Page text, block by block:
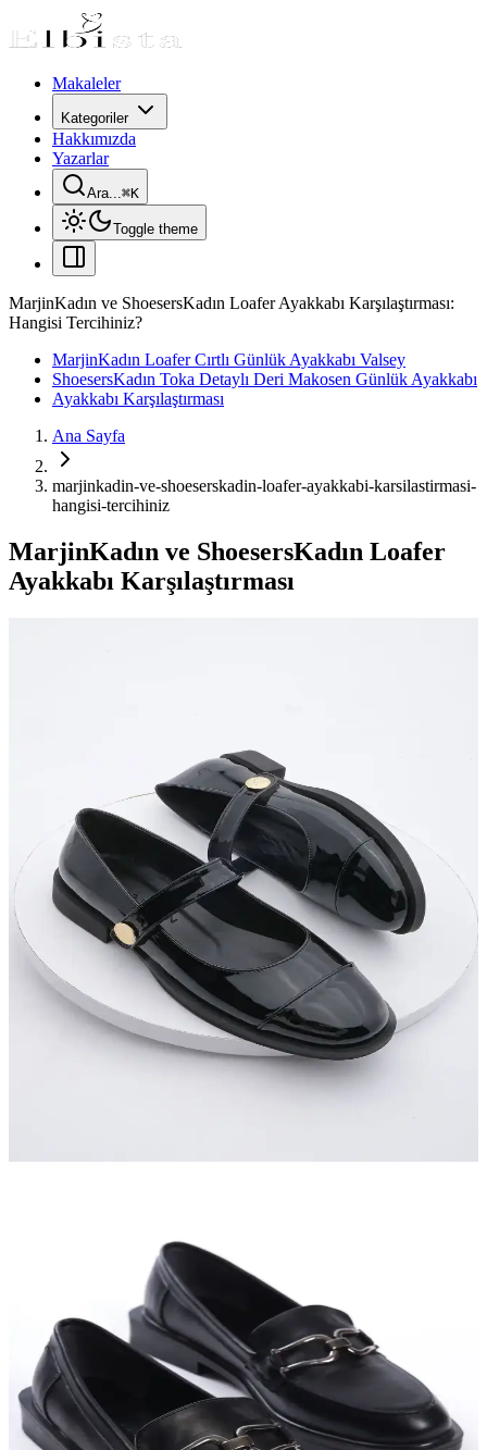
Makaleler
Kategoriler
Hakkımızda
Yazarlar
Ara...⌘K
Toggle theme
MarjinKadın ve ShoesersKadın Loafer Ayakkabı Karşılaştırması:
Hangisi Tercihiniz?
MarjinKadın Loafer Cırtlı Günlük Ayakkabı Valsey
ShoesersKadın Toka Detaylı Deri Makosen Günlük Ayakkabı
Ayakkabı Karşılaştırması
Ana Sayfa
marjinkadin-ve-shoeserskadin-loafer-ayakkabi-karsilastirmasi-
hangisi-tercihiniz
MarjinKadın ve ShoesersKadın Loafer
Ayakkabı Karşılaştırması